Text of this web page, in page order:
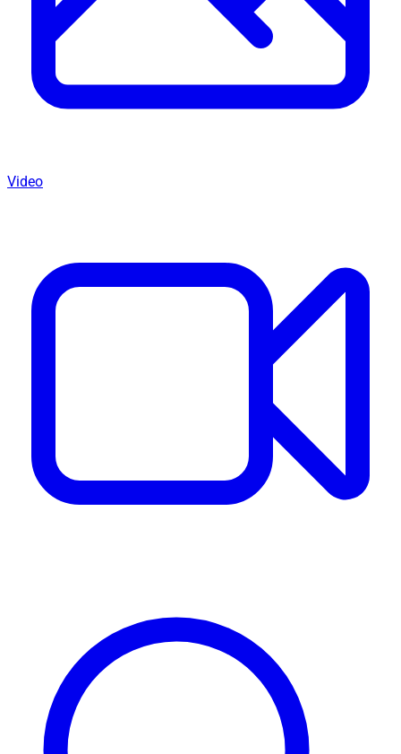
Video